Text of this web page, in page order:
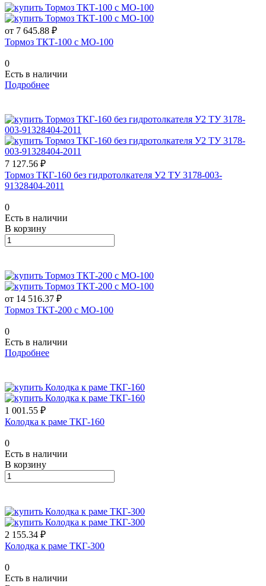
от 7 645.88 ₽
Тормоз ТКТ-100 с МО-100
0
Есть в наличии
Подробнее
7 127.56 ₽
Тормоз ТКГ-160 без гидротолкателя У2 ТУ 3178-003-
91328404-2011
0
Есть в наличии
В корзину
от 14 516.37 ₽
Тормоз ТКТ-200 с МО-100
0
Есть в наличии
Подробнее
1 001.55 ₽
Колодка к раме ТКГ-160
0
Есть в наличии
В корзину
2 155.34 ₽
Колодка к раме ТКГ-300
0
Есть в наличии